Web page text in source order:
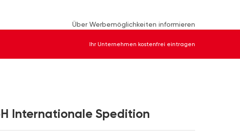
Über Werbemöglichkeiten informieren
Ihr Unternehmen kostenfrei eintragen
Internationale Spedition